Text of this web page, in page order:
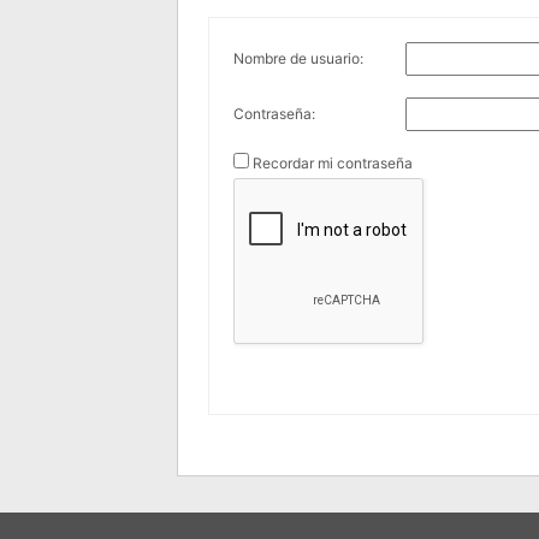
Nombre de usuario:
Contraseña:
Recordar mi contraseña